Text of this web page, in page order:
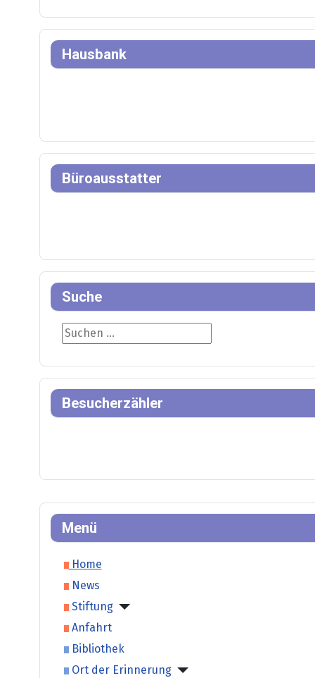
Menü
Home
News
Stiftung
Anfahrt
Bibliothek
Ort der Erinnerung
Hausbank
Büroausstatter
Suche
Suche
Besucherzähler